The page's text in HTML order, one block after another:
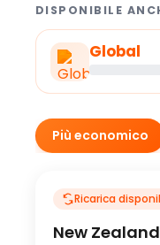
DISPONIBILE
Global
Più economico
Ricarica
New